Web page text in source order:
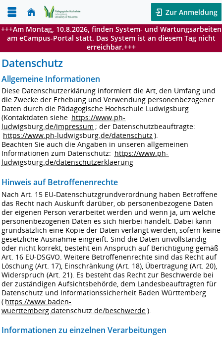
Zur Anmeldung
+++Am Montag, 10.8.2026, finden System- und Wartungsarbeiten
am eCampus-Portal statt. Das System ist an diesem Tag nicht
erreichbar.+++
Datenschutz
Allgemeine Informationen
Diese Datenschutzerklärung informiert die Art, den Umfang und
die Zwecke der Erhebung und Verwendung personenbezogener
Daten durch die Pädagogische Hochschule Ludwigsburg
(Kontaktdaten siehe https://www.ph-
ludwigsburg.de/impressum ; der Datenschutzbeauftragte:
https://www.ph-ludwigsburg.de/datenschutz ).
Beachten Sie auch die Angaben in unseren allgemeinen
Informationen zum Datenschutz: https://www.ph-
ludwigsburg.de/datenschutzerklaerung
Hinweis auf Betroffenenrechte
Nach Art. 15 EU-Datenschutzgrundverordnung haben Betroffene
das Recht nach Auskunft darüber, ob personenbezogene Daten
der eigenen Person verarbeitet werden und wenn ja, um welche
personenbezogenen Daten es sich hierbei handelt. Dabei kann
grundsätzlich eine Kopie der Daten verlangt werden, sofern keine
gesetzliche Ausnahme eingreift. Sind die Daten unvollständig
oder nicht korrekt, besteht ein Anspruch auf Berichtigung gemäß
Art. 16 EU-DSGVO. Weitere Betroffenenrechte sind das Recht auf
Löschung (Art. 17), Einschränkung (Art. 18), Übertragung (Art. 20),
Widerspruch (Art. 21). Es besteht das Recht zur Beschwerde bei
der zuständigen Aufsichtsbehörde, dem Landesbeauftragten für
Datenschutz und Informationssicherheit Baden Württemberg
( https://www.baden-
wuerttemberg.datenschutz.de/beschwerde).
Informationen zu einzelnen Verarbeitungen